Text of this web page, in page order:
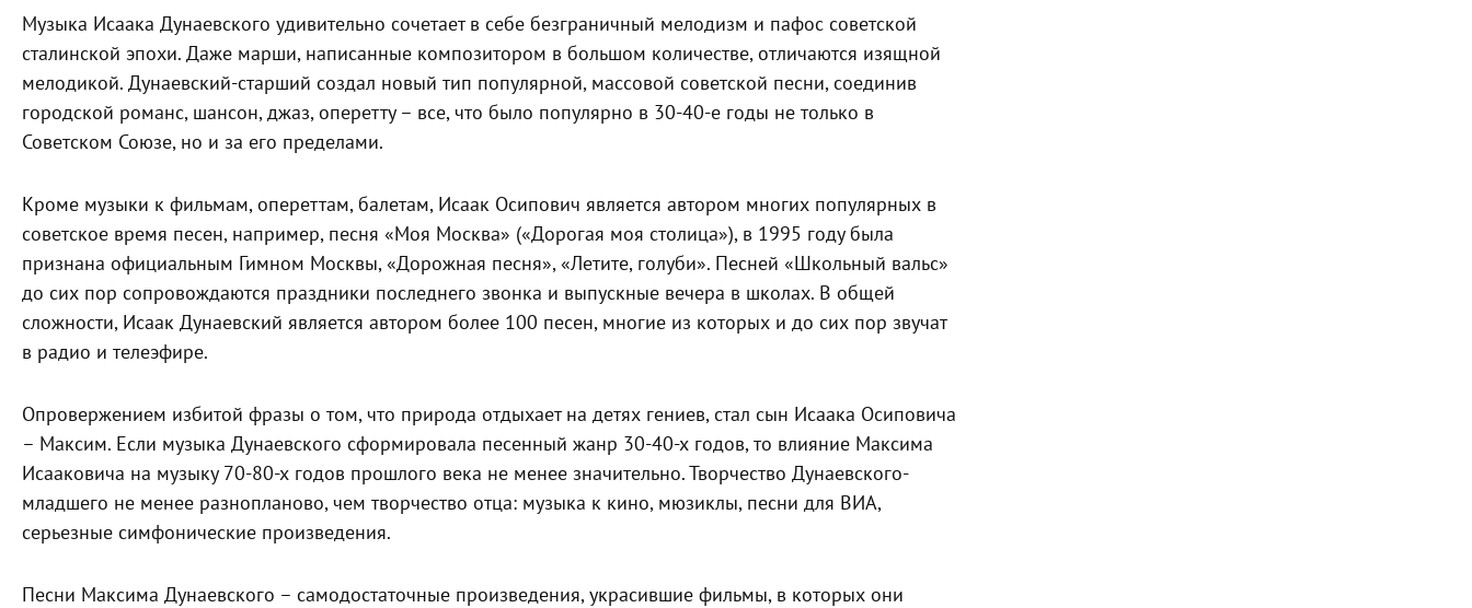
Музыка Исаака Дунаевского удивительно сочетает в себе безграничный мелодизм и пафос советской
сталинской эпохи. Даже марши, написанные композитором в большом количестве, отличаются изящной
мелодикой. Дунаевский-старший создал новый тип популярной, массовой советской песни, соединив
городской романс, шансон, джаз, оперетту – все, что было популярно в 30-40-е годы не только в
Советском Союзе, но и за его пределами.
Кроме музыки к фильмам, опереттам, балетам, Исаак Осипович является автором многих популярных в
советское время песен, например, песня «Моя Москва» («Дорогая моя столица»), в 1995 году была
признана официальным Гимном Москвы, «Дорожная песня», «Летите, голуби». Песней «Школьный вальс»
до сих пор сопровождаются праздники последнего звонка и выпускные вечера в школах. В общей
сложности, Исаак Дунаевский является автором более 100 песен, многие из которых и до сих пор звучат
в радио и телеэфире.
Опровержением избитой фразы о том, что природа отдыхает на детях гениев, стал сын Исаака Осиповича
– Максим. Если музыка Дунаевского сформировала песенный жанр 30-40-х годов, то влияние Максима
Исааковича на музыку 70-80-х годов прошлого века не менее значительно. Творчество Дунаевского-
младшего не менее разнопланово, чем творчество отца: музыка к кино, мюзиклы, песни для ВИА,
серьезные симфонические произведения.
Песни Максима Дунаевского – самодостаточные произведения, украсившие фильмы, в которых они